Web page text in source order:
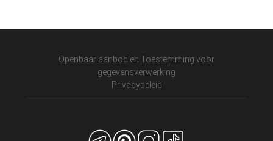
Openbaar aanbod en Toestemming voor
gegevensverwerking
Privacybeleid